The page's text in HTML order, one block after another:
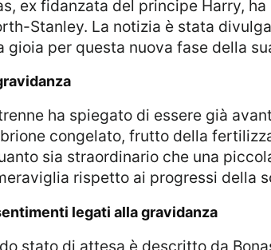
Stanley. La notizia è stata
gioia per questa nuova fase della
ha spiegato di essere già
congelato, frutto della
sia straordinario che una
rispetto ai progressi della
legati alla gravidanza